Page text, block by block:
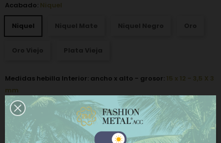
Acabado: Niquel
Niquel
Medidas hebilla Interior: ancho x alto - grosor: 15 x 12 - 3,5 X 3
mm
− + AÑADIR AL CARRITO
Este sitio web utiliza cookies propias y de terceros